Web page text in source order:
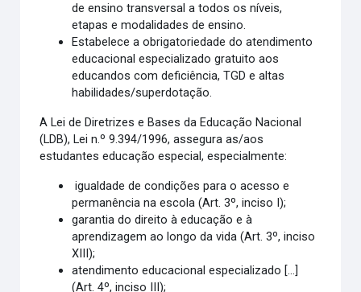
de ensino transversal a todos os níveis,
etapas e modalidades de ensino.
Estabelece a obrigatoriedade do atendimento
educacional especializado gratuito aos
educandos com deficiência, TGD e altas
habilidades/superdotação.
A Lei de Diretrizes e Bases da Educação Nacional
(LDB), Lei n.º 9.394/1996, assegura as/aos
estudantes educação especial, especialmente:
igualdade de condições para o acesso e
permanência na escola (Art. 3º, inciso I);
garantia do direito à educação e à
aprendizagem ao longo da vida (Art. 3º, inciso
XIII);
atendimento educacional especializado [...]
(Art. 4º, inciso III);